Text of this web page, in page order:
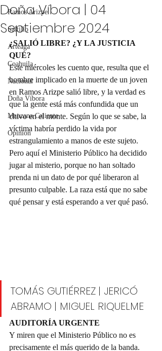
Ramos Arizpe
Saltillo
Arteaga
Coahuila
Nacional
Doña Víbora
Manzana Caliente
Opinión
Doña Víbora | 04
Septiembre 2024
¿SALIÓ LIBRE? ¿Y LA JUSTICIA
QUÉ?
Este miércoles les cuento que, resulta que el
hombre implicado en la muerte de un joven
en Ramos Arizpe salió libre, y la verdad es
que la gente está más confundida que un
chivo en el monte. Según lo que se sabe, la
víctima habría perdido la vida por
estrangulamiento a manos de este sujeto.
Pero aquí el Ministerio Público ha decidido
jugar al misterio, porque no han soltado
prenda ni un dato de por qué liberaron al
presunto culpable. La raza está que no sabe
qué pensar y está esperando a ver qué pasó.
TOMÁS GUTIÉRREZ | JERICÓ
ABRAMO | MIGUEL RIQUELME
AUDITORÍA URGENTE
Y miren que el Ministerio Público no es
precisamente el más querido de la banda.